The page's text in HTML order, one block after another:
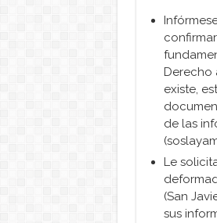
Derecho
existe,
de las
Le
(San
sus